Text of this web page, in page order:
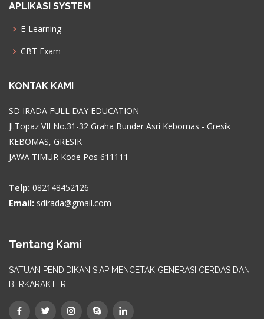
APLIKASI SYSTEM
E-Learning
CBT Exam
KONTAK KAMI
SD IRADA FULL DAY EDUCATION
Jl.Topaz VII No.31-32 Graha Bunder Asri Kebomas - Gresik
KEBOMAS, GRESIK
JAWA TIMUR Kode Pos 611111
Telp: 082148452126
Email: sdirada@gmail.com
Tentang Kami
SATUAN PENDIDIKAN SIAP MENCETAK GENERASI CERDAS DAN
BERKARAKTER